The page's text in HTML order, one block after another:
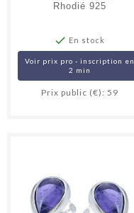
Rhodié 925
 En stock
Voir prix pro - inscription en
2 min
Prix public (€): 59